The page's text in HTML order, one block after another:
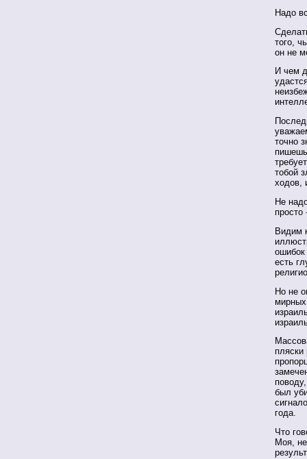
Надо
того,
он не
И чем
точно
тобой
ходов,
Не
Видим
ошибок
есть
Но не
пляски
был
года.
Что
Моя,